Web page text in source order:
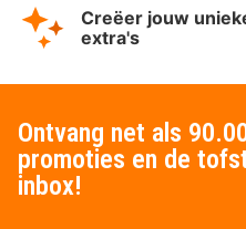
Creëer jouw
extra's
Ontvang net als
promoties en de
inbox!